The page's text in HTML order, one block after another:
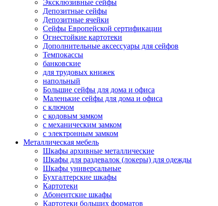
Эксклюзивные сейфы
Депозитные сейфы
Депозитные ячейки
Сейфы Европейской сертификации
Огнестойкие картотеки
Дополнительные аксессуары для сейфов
Темпокассы
банковские
для трудовых книжек
напольный
Большие сейфы для дома и офиса
Маленькие сейфы для дома и офиса
с ключом
с кодовым замком
с механическим замком
с электронным замком
Металлическая мебель
Шкафы архивные металлические
Шкафы для раздевалок (локеры) для одежды
Шкафы универсальные
Бухгалтерские шкафы
Картотеки
Абонентские шкафы
Картотеки больших форматов